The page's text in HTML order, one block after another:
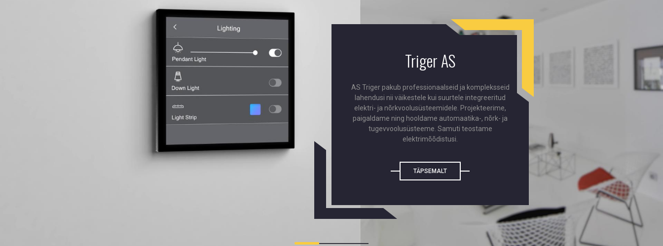
Triger AS
AS Triger pakub professionaalseid ja kompleksseid
lahendusi nii väikestele kui suurtele integreeritud
elektri- ja nõrkvoolusüsteemidele. Projekteerime,
paigaldame ning hooldame automaatika-, nõrk- ja
tugevvoolusüsteeme. Samuti teostame
elektrimõõdistusi.
TÄPSEMALT